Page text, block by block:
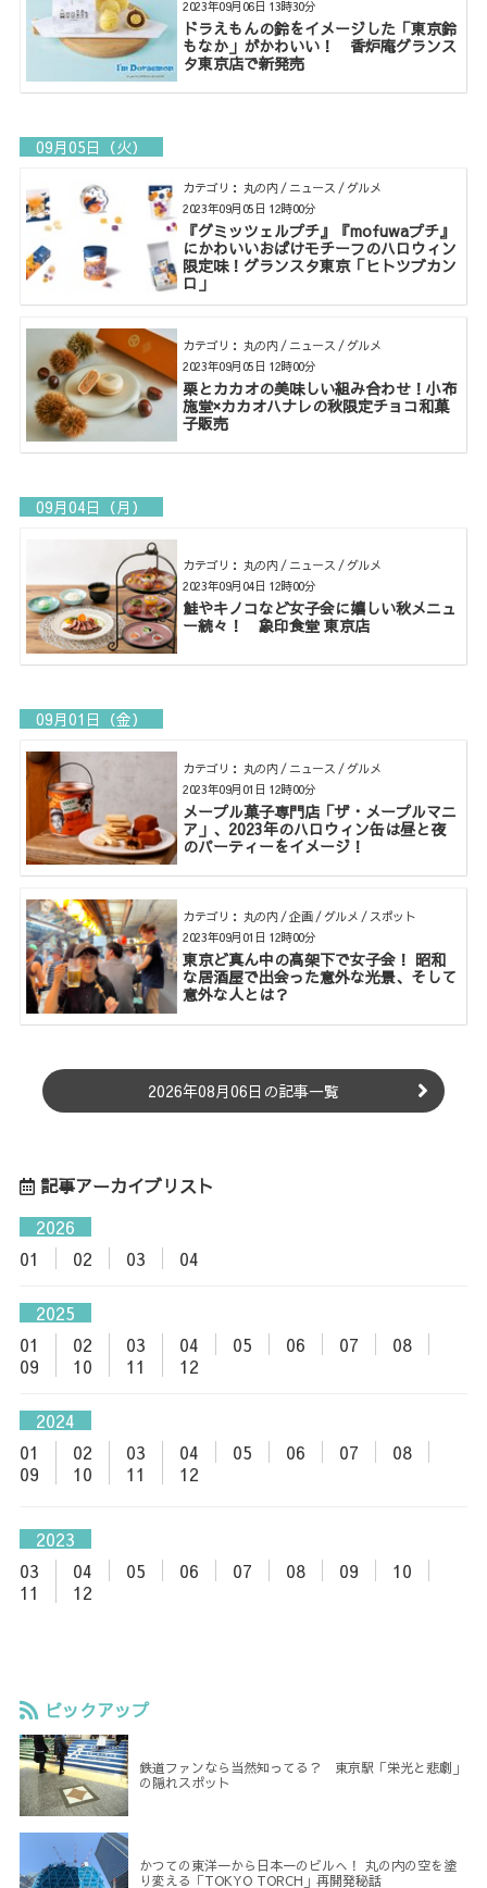
ドラえもんの鈴をイメージした「東京鈴
もなか」がかわいい！ 香炉庵グランス
タ東京店で新発売
2023年09月06日 13時30分
09月05日（火）
カテゴリ： 丸の内 / ニュース / グルメ
『グミッツェルプチ』『mofuwaプチ』
にかわいいおばけモチーフのハロウィン
限定味！グランスタ東京「ヒトツブカン
ロ」
2023年09月05日 12時00分
カテゴリ： 丸の内 / ニュース / グルメ
栗とカカオの美味しい組み合わせ！小布
施堂×カカオハナレの秋限定チョコ和菓
子販売
2023年09月05日 12時00分
09月04日（月）
カテゴリ： 丸の内 / ニュース / グルメ
鮭やキノコなど女子会に嬉しい秋メニュ
ー続々！ 象印食堂 東京店
2023年09月04日 12時00分
09月01日（金）
カテゴリ： 丸の内 / ニュース / グルメ
メープル菓子専門店「ザ・メープルマニ
ア」、2023年のハロウィン缶は昼と夜
のパーティーをイメージ！
2023年09月01日 12時00分
カテゴリ： 丸の内 / 企画 / グルメ / スポット
東京ど真ん中の高架下で女子会！ 昭和
な居酒屋で出会った意外な光景、そして
意外な人とは？
2023年09月01日 12時00分
2026年08月06日の記事一覧
記事アーカイブリスト
2026
01
02 03 04
2025
01
02 03 04 05 06 07
08
09
10 11 12
2024
01
02 03 04 05 06 07
08
09
10 11 12
2023
03
04 05 06 07 08 09
10
11
12
ピックアップ
鉄道ファンなら当然知ってる？ 東京駅「栄光と悲劇」
の隠れスポット
かつての東洋一から日本一のビルへ！ 丸の内の空を塗
り変える「TOKYO TORCH」再開発秘話